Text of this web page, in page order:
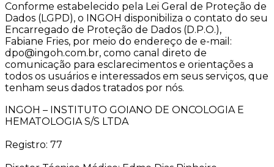
Conforme estabelecido pela Lei Geral de Proteção de
Dados (LGPD), o INGOH disponibiliza o contato do seu
Encarregado de Proteção de Dados (D.P.O.),
Fabiane Fries, por meio do endereço de e-mail:
dpo@ingoh.com.br, como canal direto de
comunicação para esclarecimentos e orientações a
todos os usuários e interessados em seus serviços, que
tenham seus dados tratados por nós.
INGOH – INSTITUTO GOIANO DE ONCOLOGIA E
HEMATOLOGIA S/S LTDA
Registro: 77